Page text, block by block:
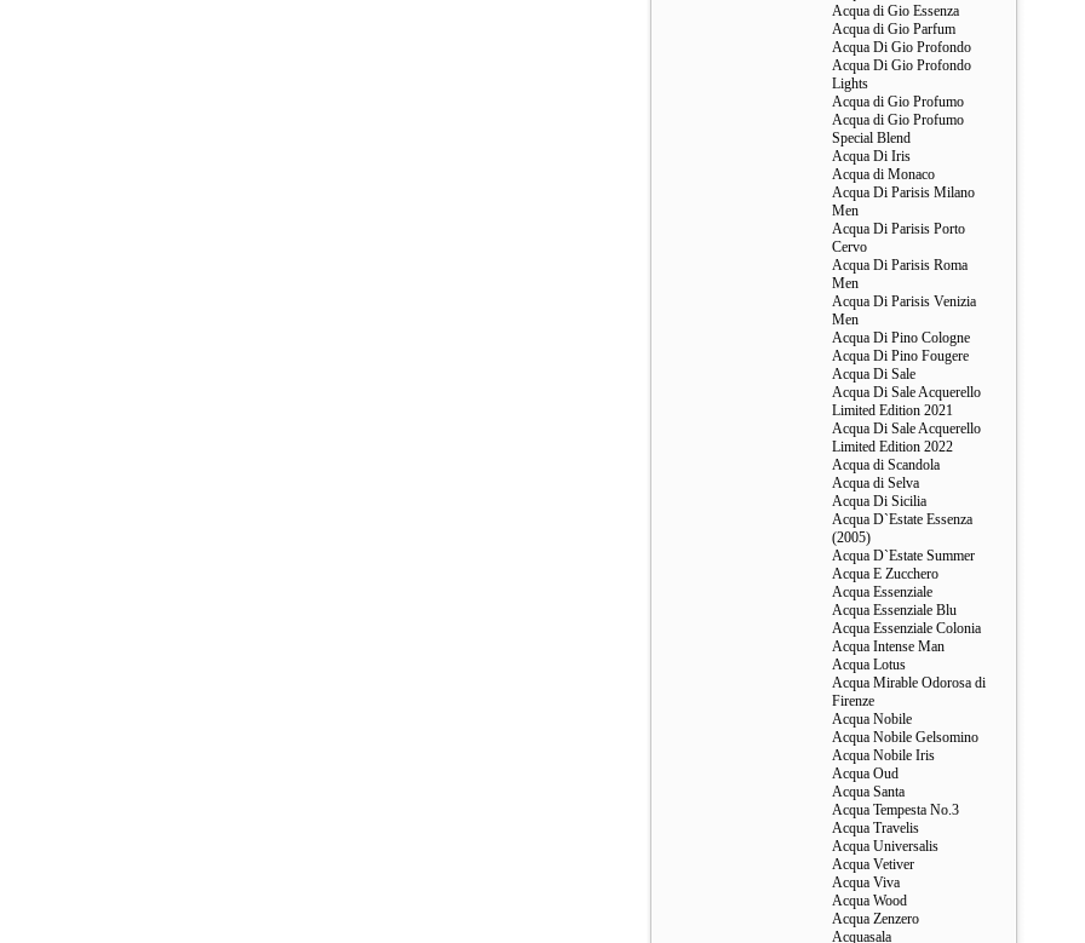
Acqua di Gio Essenza
Acqua di Gio Parfum
Acqua Di Gio Profondo
Acqua Di Gio Profondo
Lights
Acqua di Gio Profumo
Acqua di Gio Profumo
Special Blend
Acqua Di Iris
Acqua di Monaco
Acqua Di Parisis Milano
Men
Acqua Di Parisis Porto
Cervo
Acqua Di Parisis Roma
Men
Acqua Di Parisis Venizia
Men
Acqua Di Pino Cologne
Acqua Di Pino Fougere
Acqua Di Sale
Acqua Di Sale Acquerello
Limited Edition 2021
Acqua Di Sale Acquerello
Limited Edition 2022
Acqua di Scandola
Acqua di Selva
Acqua Di Sicilia
Acqua D`Estate Essenza
(2005)
Acqua D`Estate Summer
Acqua E Zucchero
Acqua Essenziale
Acqua Essenziale Blu
Acqua Essenziale Colonia
Acqua Intense Man
Acqua Lotus
Acqua Mirable Odorosa di
Firenze
Acqua Nobile
Acqua Nobile Gelsomino
Acqua Nobile Iris
Acqua Oud
Acqua Santa
Acqua Tempesta No.3
Acqua Travelis
Acqua Universalis
Acqua Vetiver
Acqua Viva
Acqua Wood
Acqua Zenzero
Acquasala